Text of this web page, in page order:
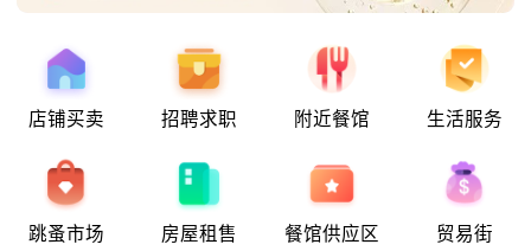
店铺买卖 招聘求职 附近餐馆 生活服务
跳蚤市场 房屋租售 餐馆供应区 贸易街
八月十五警惕恐袭！